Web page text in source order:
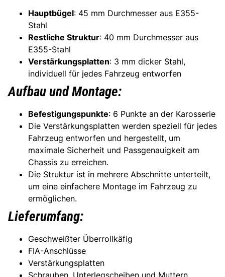
Hauptbügel: 45 mm Durchmesser aus E355-
Stahl
Restliche Struktur: 40 mm Durchmesser aus
E355-Stahl
Verstärkungsplatten: 3 mm dicker Stahl,
individuell für jedes Fahrzeug entworfen
Aufbau und Montage:
Befestigungspunkte: 6 Punkte an der Karosserie
Die Verstärkungsplatten werden speziell für jedes
Fahrzeug entworfen und hergestellt, um
maximale Sicherheit und Passgenauigkeit am
Chassis zu erreichen.
Die Struktur ist in mehrere Abschnitte unterteilt,
um eine einfachere Montage im Fahrzeug zu
ermöglichen.
Lieferumfang:
Geschweißter Überrollkäfig
FIA-Anschlüsse
Verstärkungsplatten